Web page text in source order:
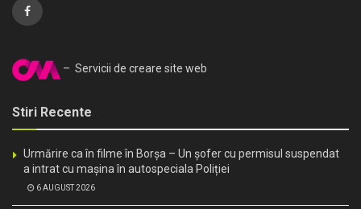
– Servicii de creare site web
Stiri Recente
Urmărire ca în filme în Borșa – Un șofer cu permisul suspendat
a intrat cu mașina în autospeciala Poliției
6 AUGUST 2026